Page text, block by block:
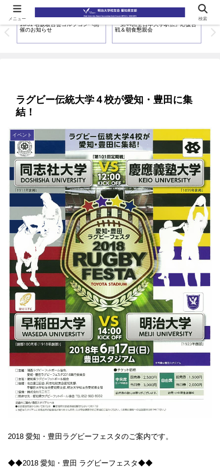
10/31 名阪駿台会ゴルフコンペ開
催のお知らせ
『第44回全日本大学駅伝』応援合
戦＆朝食懇親会
第
ー
ラグビー伝統大学４校が愛知・豊田に集
結！
イベント
2018 愛知・豊田ラグビーフェスタのご案内です。
◆◆2018 愛知・豊田 ラグビーフェスタ◆◆
メニュー 検索